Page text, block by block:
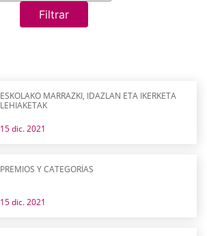
Filtrar
ESKOLAKO MARRAZKI, IDAZLAN ETA IKERKETA
LEHIAKETAK
15 dic. 2021
PREMIOS Y CATEGORÍAS
15 dic. 2021